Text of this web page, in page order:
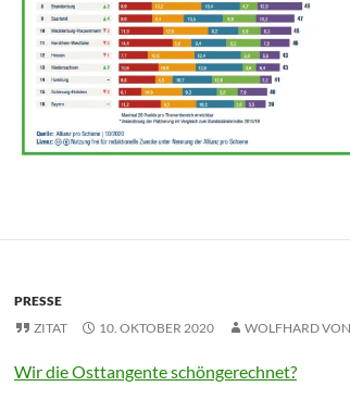
PRESSE
ZITAT
10. OKTOBER 2020 WOLFHARD
Wir die Osttangente schöngerechnet?